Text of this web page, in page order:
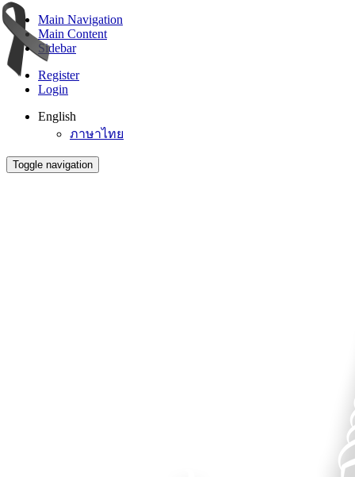
Main Navigation
Main Content
Sidebar
Register
Login
English
ภาษาไทย
Toggle navigation